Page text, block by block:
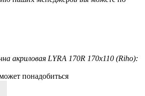
акриловая LYRA 170R 170x110 (Riho):
понадобиться